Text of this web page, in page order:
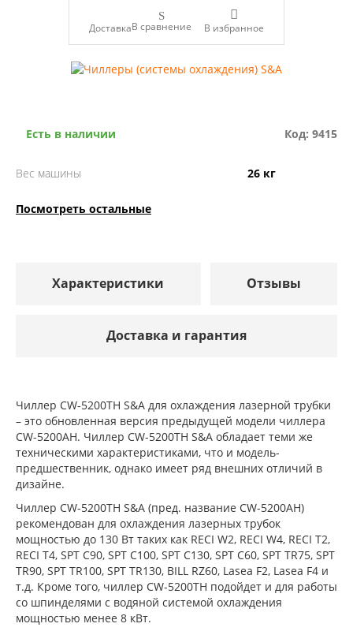
Есть в наличии Код: 9415
Вес машины 26 кг
Посмотреть остальные
ДоставкаВ сравнение
Характеристики Отзывы
Доставка и гарантия
Чиллер CW-5200TH S&A для охлаждения лазерной трубки
– это обновленная версия предыдущей модели чиллера
CW-5200AH. Чиллер CW-5200TH S&A обладает теми же
техническими характеристиками, что и модель-
предшественник, однако имеет ряд внешних отличий в
дизайне.
Чиллер CW-5200TH S&A (пред. название CW-5200AH)
рекомендован для охлаждения лазерных трубок
мощностью до 130 Вт таких как RECI W2, RECI W4, RECI T2,
RECI T4, SPT C90, SPT C100, SPT C130, SPT C60, SPT TR75, SPT
TR90, SPT TR100, SPT TR130, BILL RZ60, Lasea F2, Lasea F4 и
т.д. Кроме того, чиллер CW-5200TH подойдет и для работы
со шпинделями с водяной системой охлаждения
мощностью менее 8 кВт.